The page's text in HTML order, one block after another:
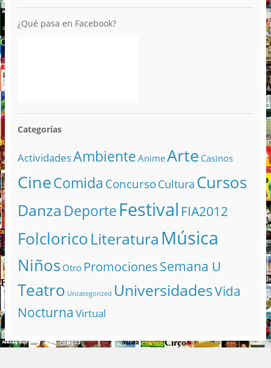
¿Qué pasa en Facebook?
Categorías
ActividadesAmbiente AnimeArte Casinos
CineComida ConcursoCultura Cursos
Danza DeporteFestival FIA2012
FolcloricoLiteratura Música
Niños Otro PromocionesSemana U
Teatro Uncategorized UniversidadesVida
Nocturna Virtual